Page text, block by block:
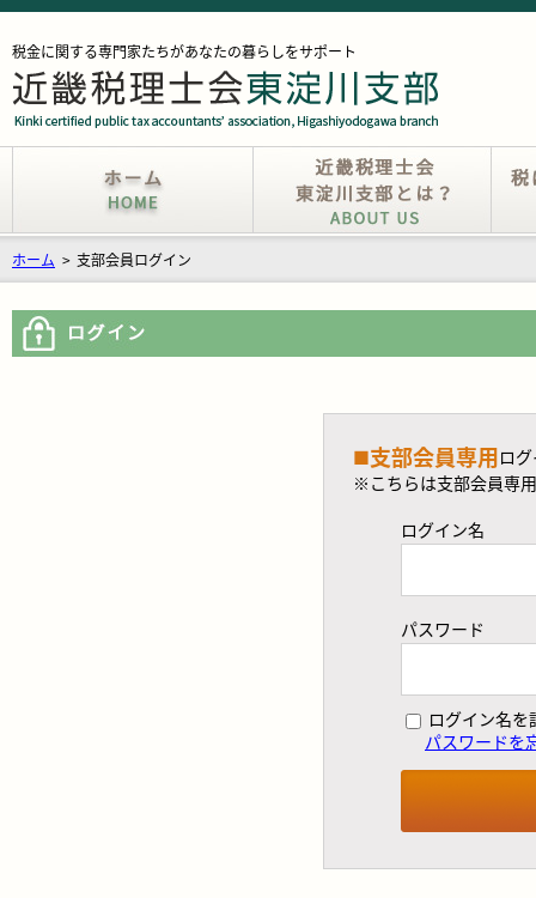
税金に関する専門家たちがあなたの暮らしをサポート
ホーム > 支部会員ログイン
■支部会員専用ロ
※こちらは支部会員専
ログイン名
パスワード
ログイン名を
パスワードを